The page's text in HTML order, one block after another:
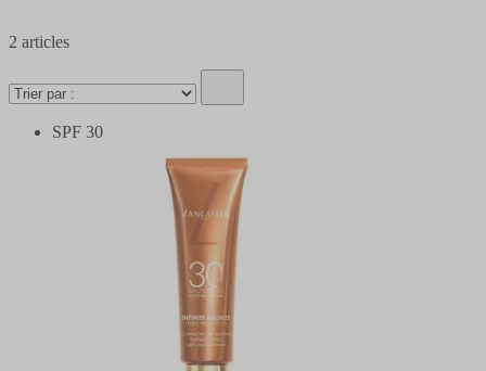
2 articles
SPF 30